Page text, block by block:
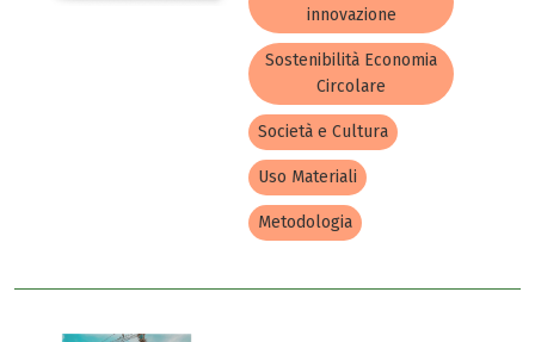
innovazione
Sostenibilità Economia
Circolare
Società e Cultura
Uso Materiali
Metodologia